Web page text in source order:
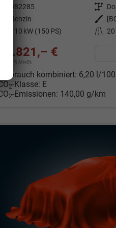
882285 Getriebe
Benzin Außenfarbe
110 kW (150 PS) Kilometerstand
35.821,– €
incl. 19% MwSt.
Verbrauch kombiniert: 6,20 l/
2-Klasse: E
2-Emissionen: 140,00 g/km